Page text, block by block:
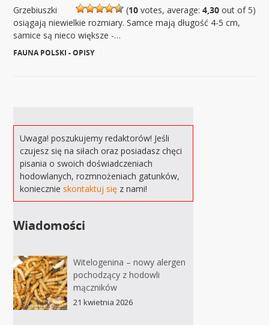
(10votes, average: 4,30out of 5)
Grzebiuszki
osiągają niewielkie rozmiary. Samce mają długość 4-5 cm,
samice są nieco większe -…
FAUNA POLSKI - OPISY
Uwaga! poszukujemy redaktorów! Jeśli
czujesz się na siłach oraz posiadasz chęci
pisania o swoich doświadczeniach
hodowlanych, rozmnożeniach gatunków,
koniecznieskontaktuj się z nami!
Wiadomości
Witelogenina – nowy alergen
pochodzący z hodowli
mączników
21 kwietnia 2026